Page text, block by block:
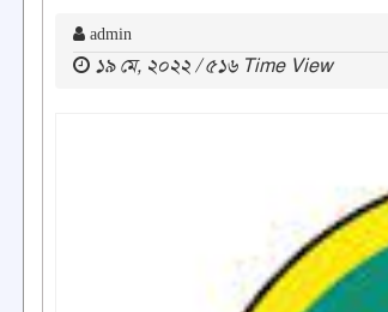
admin
১৯ মে, ২০২২ / ৫১৬ Time View